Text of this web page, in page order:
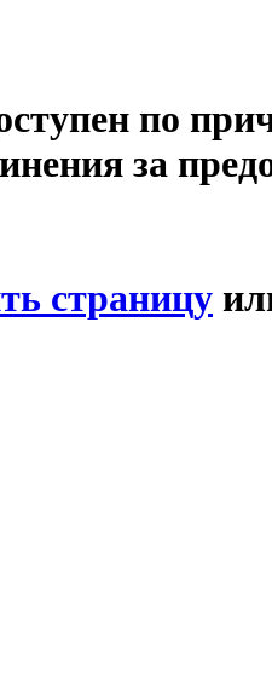
по
за
страницу